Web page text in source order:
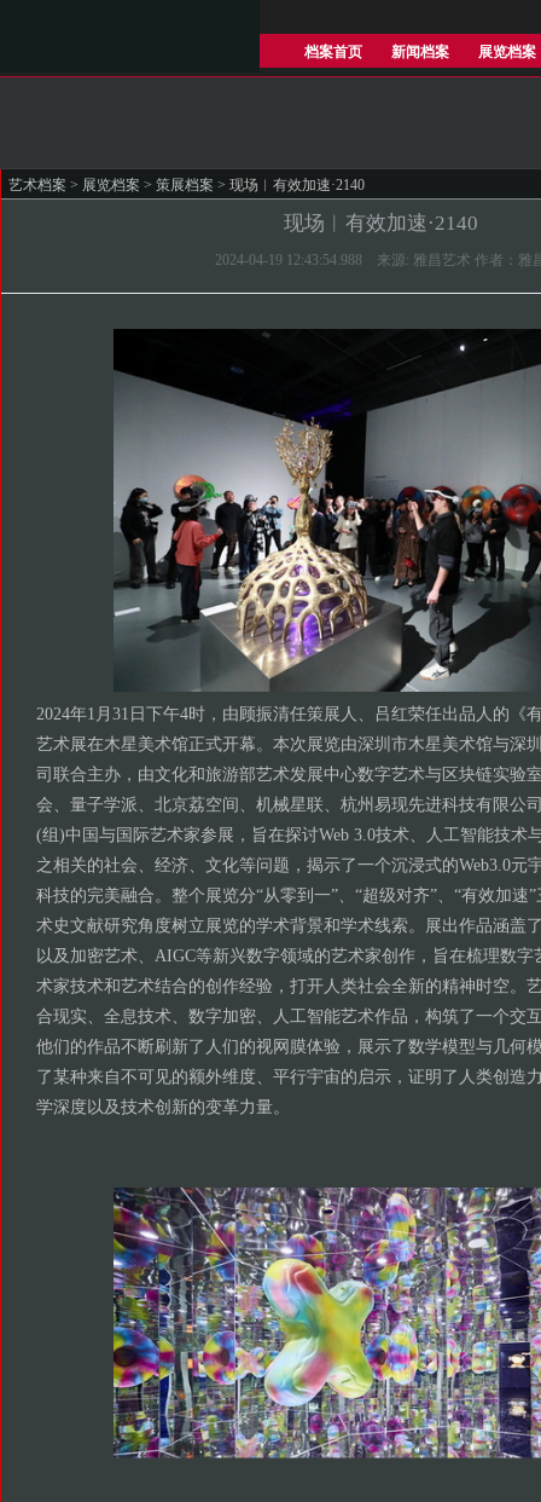
档案首页 新闻档案 展览档案
艺术档案 > 展览档案 > 策展档案 > 现场︱有效加速·2140
现场︱有效加速·2140
2024-04-19 12:43:54.988 来源: 雅昌艺术 作者：雅
2024年1月31日下午4时，由顾振清任策展人、吕红荣任出品人的《
艺术展在木星美术馆正式开幕。本次展览由深圳市木星美术馆与深
司联合主办，由文化和旅游部艺术发展中心数字艺术与区块链实验
会、量子学派、北京荔空间、机械星联、杭州易现先进科技有限公
(组)中国与国际艺术家参展，旨在探讨Web 3.0技术、人工智能技术
之相关的社会、经济、文化等问题，揭示了一个沉浸式的Web3.0元
科技的完美融合。整个展览分“从零到一”、“超级对齐”、“有效加速
术史文献研究角度树立展览的学术背景和学术线索。展出作品涵盖
以及加密艺术、AIGC等新兴数字领域的艺术家创作，旨在梳理数
术家技术和艺术结合的创作经验，打开人类社会全新的精神时空。
合现实、全息技术、数字加密、人工智能艺术作品，构筑了一个交
他们的作品不断刷新了人们的视网膜体验，展示了数学模型与几何
了某种来自不可见的额外维度、平行宇宙的启示，证明了人类创造
学深度以及技术创新的变革力量。